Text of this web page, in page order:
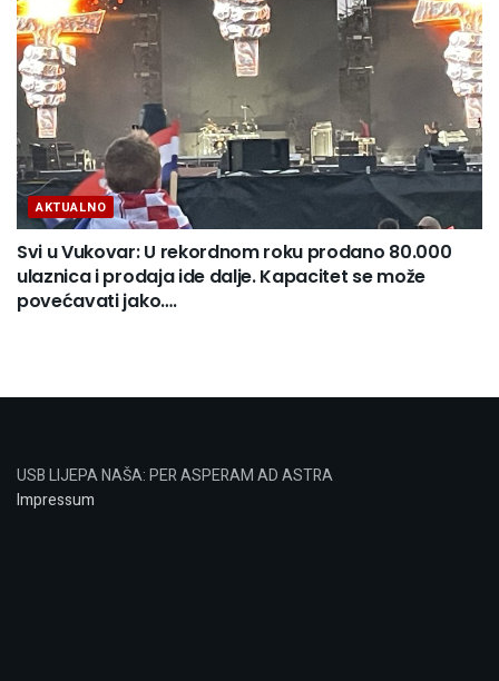
AKTUALNO
Svi u Vukovar: U rekordnom roku prodano 80.000
ulaznica i prodaja ide dalje. Kapacitet se može
povećavati jako….
USB LIJEPA NAŠA: PER ASPERAM AD ASTRA
Impressum